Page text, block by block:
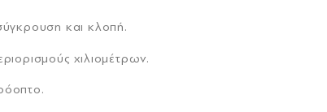
και κλοπή.
χιλιομέτρων.